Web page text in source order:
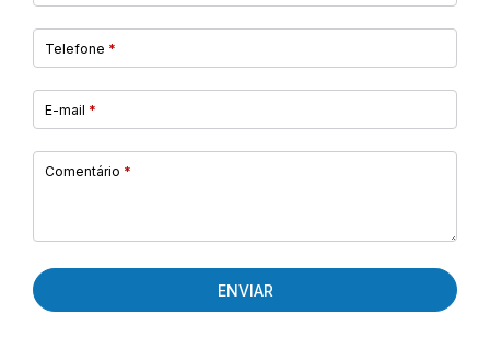
Telefone *
E-mail *
Comentário *
ENVIAR